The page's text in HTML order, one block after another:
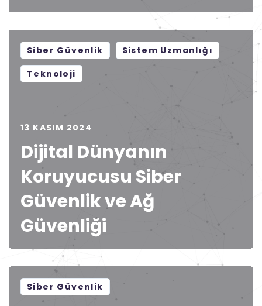
Siber Güvenlik
Sistem Uzmanlığı
Teknoloji
13 KASIM 2024
Dijital Dünyanın
Koruyucusu Siber
Güvenlik ve Ağ
Güvenliği
Siber Güvenlik